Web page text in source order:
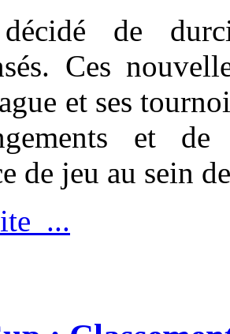
de
Ces
et ses
et de
de jeu au sein
...